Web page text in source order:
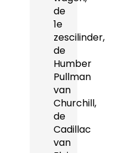
de
1e
zescilinder,
de
Humber
Pullman
van
Churchill,
de
Cadillac
van